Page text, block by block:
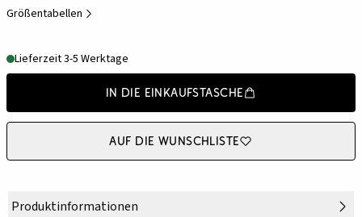
Größentabellen
Lieferzeit 3-5 Werktage
In die Einkaufstasche
Auf die Wunschliste
Produktinformationen